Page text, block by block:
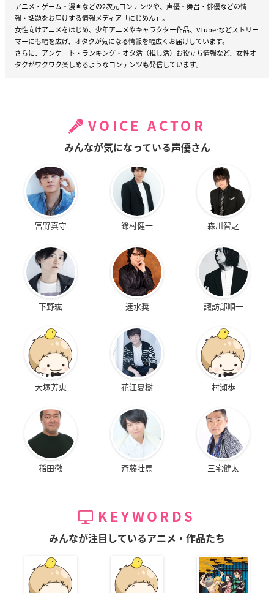
アニメ・ゲーム・漫画などの2次元コンテンツや、声優・舞台・俳優などの情
報・話題をお届けする情報メディア「にじめん」。
女性向けアニメをはじめ、少年アニメやキャラクター作品、VTuberなどストリー
マーにも幅を広げ、オタクが気になる情報を幅広くお届けしています。
さらに、アンケート・ランキング・オタ活（推し活）お役立ち情報など、女性オ
タクがワクワク楽しめるようなコンテンツも発信しています。
VOICE ACTOR
みんなが気になっている声優さん
宮野真守 鈴村健一 森川智之
下野紘 速水奨 諏訪部順一
大塚芳忠 花江夏樹 村瀬歩
稲田徹 斉藤壮馬 三宅健太
KEYWORDS
みんなが注目しているアニメ・作品たち